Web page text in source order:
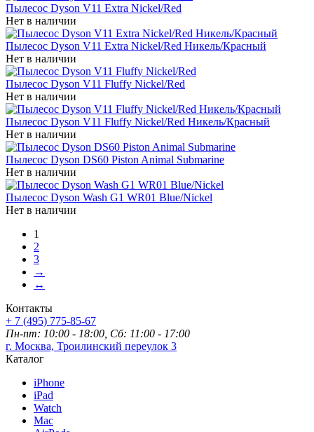
Пылесос Dyson V11 Extra Nickel/Red
Нет в наличии
Пылесос Dyson V11 Extra Nickel/Red Никель/Красный
Нет в наличии
Пылесос Dyson V11 Fluffy Nickel/Red
Нет в наличии
Пылесос Dyson V11 Fluffy Nickel/Red Никель/Красный
Нет в наличии
Пылесос Dyson DS60 Piston Animal Submarine
Нет в наличии
Пылесос Dyson Wash G1 WR01 Blue/Nickel
Нет в наличии
1
2
3
→
↔
Контакты
+ 7 (495) 775-85-67
Пн-пт: 10:00 - 18:00, Сб: 11:00 - 17:00
г. Москва, Троилинский переулок 3
Каталог
iPhone
iPad
Watch
Mac